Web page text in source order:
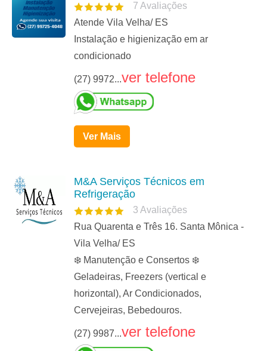
7 Avaliações
Atende Vila Velha/ ES
Instalação e higienização em ar
condicionado
(27) 9972...ver telefone
Ver Mais
M&A Serviços Técnicos em
Refrigeração
3 Avaliações
Rua Quarenta e Três 16. Santa Mônica -
Vila Velha/ ES
❄️ Manutenção e Consertos ❄️
Geladeiras, Freezers (vertical e
horizontal), Ar Condicionados,
Cervejeiras, Bebedouros.
(27) 9987...ver telefone